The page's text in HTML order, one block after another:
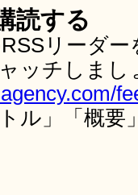
読する
リーダ
ッチしま
ル」「概要